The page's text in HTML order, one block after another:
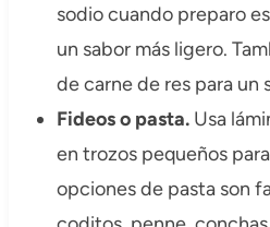
sodio cuando preparo
un sabor más ligero.
de carne de res para un
Fideos o pasta.Usa
en trozos pequeños
opciones de pasta son